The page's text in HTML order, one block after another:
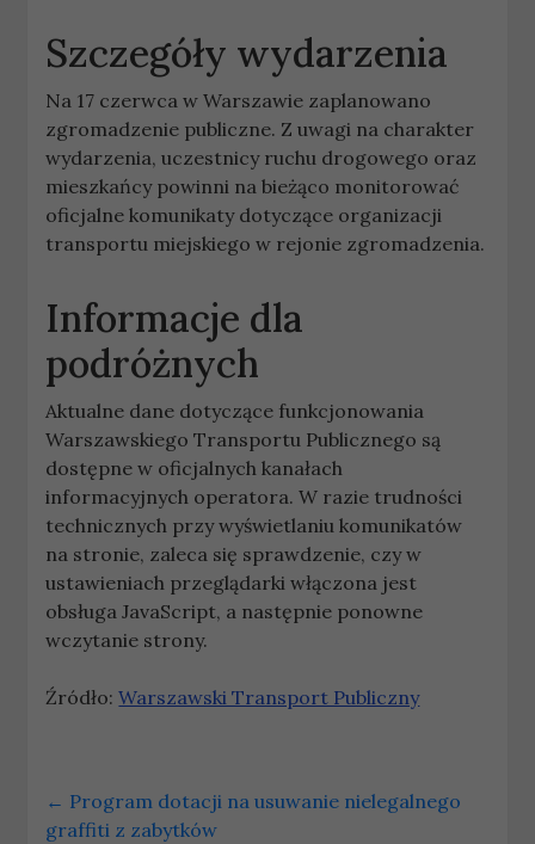
Szczegóły wydarzenia
Na 17 czerwca w Warszawie zaplanowano
zgromadzenie publiczne. Z uwagi na charakter
wydarzenia, uczestnicy ruchu drogowego oraz
mieszkańcy powinni na bieżąco monitorować
oficjalne komunikaty dotyczące organizacji
transportu miejskiego w rejonie zgromadzenia.
Informacje dla
podróżnych
Aktualne dane dotyczące funkcjonowania
Warszawskiego Transportu Publicznego są
dostępne w oficjalnych kanałach
informacyjnych operatora. W razie trudności
technicznych przy wyświetlaniu komunikatów
na stronie, zaleca się sprawdzenie, czy w
ustawieniach przeglądarki włączona jest
obsługa JavaScript, a następnie ponowne
wczytanie strony.
Źródło:Warszawski Transport Publiczny
← Program dotacji na usuwanie nielegalnego
graffiti z zabytków